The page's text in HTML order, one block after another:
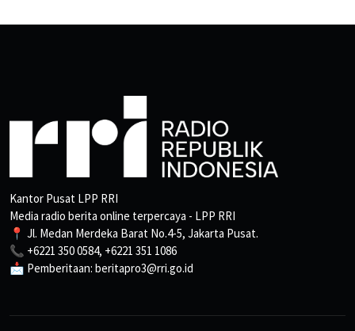
Kantor Pusat LPP RRI
Media radio berita online terpercaya - LPP RRI
📍 Jl. Medan Merdeka Barat No.4-5, Jakarta Pusat.
📞 +6221 350 0584, +6221 351 1086
📩 Pemberitaan: beritapro3@rri.go.id